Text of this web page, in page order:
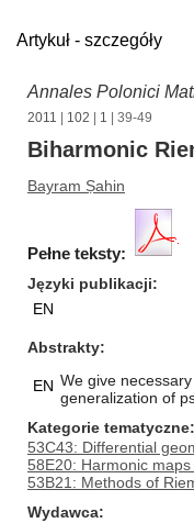
Artykuł - szczegóły
Annales Polonici
2011 102 1 | 39-49
Biharmonic
Bayram Ṣahin
Pełne teksty:
Języki publikacji
EN
Abstrakty
EN We give
generalization of
Kategorie tematyczne
53C43: Differential
58E20: Harmonic maps
53B21: Methods of
Wydawca